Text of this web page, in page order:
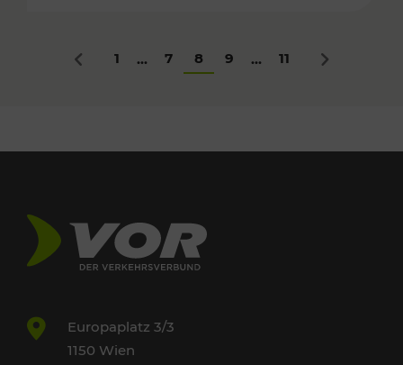
Zurück
1 ... 7 8 9 ... 11 Nächstes
Europaplatz 3/3
1150 Wien